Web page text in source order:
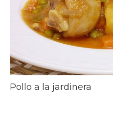
Pollo a la jardinera